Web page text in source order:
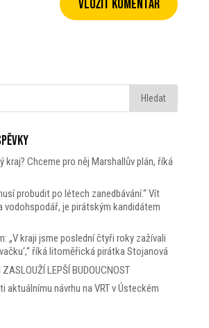
kraj? Chceme pro něj Marshallův plán, říká
probudit po létech zanedbávání.“ Vít
vodohspodář, je pirátským kandidátem
„V kraji jsme poslední čtyři roky zažívali
říká litoměřická pirátka Stojanová
LEPŠÍ BUDOUCNOST
aktuálnímu návrhu na VRT v Ústeckém